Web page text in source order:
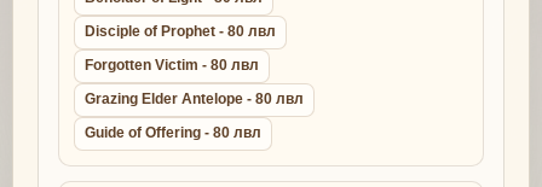
Disciple of Prophet - 80 лвл
Forgotten Victim - 80 лвл
Grazing Elder Antelope - 80 лвл
Guide of Offering - 80 лвл